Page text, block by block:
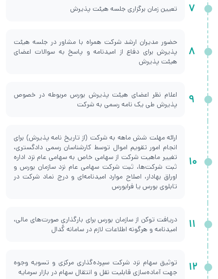
7 تعیین زمان برگزاری جلسه هیئت پذیرش
8
حضور مدیران ارشد شرکت همراه با مشاور در جلسه هیئت
پذیرش برای دفاع از امیدنامه و پاسخ به سوالات اعضای
هیئت پذیرش
9
اعلام نظر اعضای هیئت پذیرش بورس مربوطه در خصوص
پذیرش طی یک نامه رسمی به شرکت
10
ارائه مهلت شش ماهه به شرکت (از تاریخ نامه پذیرش) برای
انجام امور تقویم اموال توسط کارشناسان رسمی دادگستری،
تغییر ماهیت شرکت از سهامی خاص به سهامی عام نزد اداره
ثبت شرکت‌ها، ثبت شرکت سهامی عام نزد سازمان بورس و
اوراق بهادار، اصلاح موارد امیدنامه‌ای و درج نماد شرکت در
تابلوی بورس یا فرابورس
11
دریافت توکن از سازمان بورس برای بارگذاری صورت‌های مالی،
امیدنامه و هرگونه اطلاعات لازم در سامانه کُدال
12
توثیق سهام نزد شرکت سپرده‌گذاری مرکزی و تسویه وجوه
جهت آماده‌سازی قابلیت نقل و انتقال سهام در بازار سرمایه